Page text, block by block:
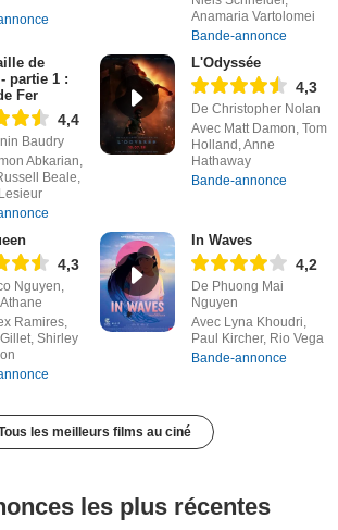
Anamaria Vartolomei
Bande-annonce
de
partie 1 :
Fer
4,4
Baudry
Abkarian,
Beale,
L'Odyssée
4,3
De Christopher Nolan
Avec Matt Damon, Tom
Holland, Anne
Hathaway
Bande-annonce
4,3
Nguyen,
Ramires,
Shirley
In Waves
4,2
De Phuong Mai
Nguyen
Avec Lyna Khoudri,
Paul Kircher, Rio Vega
Bande-annonce
les meilleurs films au ciné
les plus récentes